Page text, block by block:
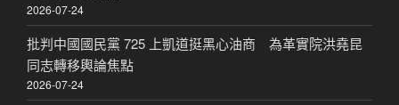
2026-07-24
批判中國國民黨 725 上凱道挺黑心油商 為革實院洪堯昆
同志轉移輿論焦點
2026-07-24